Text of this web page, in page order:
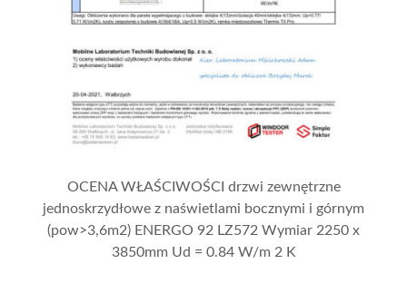
OCENA WŁAŚCIWOŚCI drzwi zewnętrzne
jednoskrzydłowe z naświetlami bocznymi i górnym
(pow>3,6m2) ENERGO 92 LZ572 Wymiar 2250 x
3850mm Ud = 0.84 W/m 2 K